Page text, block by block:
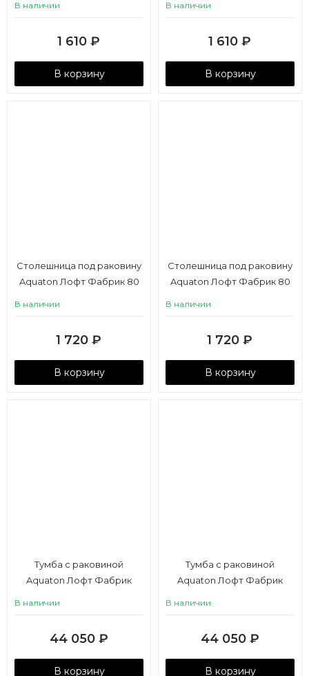
В наличии
1 610 ₽
В корзину
В наличии
1 610 ₽
В корзину
Столешница под раковину
Aquaton Лофт Фабрик 80
В наличии
1 720 ₽
В корзину
Столешница под раковину
Aquaton Лофт Фабрик 80
В наличии
1 720 ₽
В корзину
Тумба с раковиной
Aquaton Лофт Фабрик
В наличии
44 050 ₽
В корзину
Тумба с раковиной
Aquaton Лофт Фабрик
В наличии
44 050 ₽
В корзину